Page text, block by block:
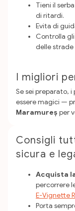
Tieni il
di ritardi.
Evita di
Controlla
delle strade
I migliori
Se sei preparato, i
essere magici —
Maramureș per
Consigli
sicura e
Acquista
percorrere
E-Vignette
Porta